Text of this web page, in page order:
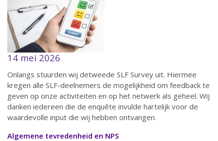
14 mei 2026
Onlangs stuurden wij detweede SLF Survey uit. Hiermee
kregen alle SLF-deelnemers de mogelijkheid om feedback te
geven op onze activiteiten en op het netwerk als geheel. Wij
danken iedereen die de enquête invulde hartelijk voor de
waardevolle input die wij hebben ontvangen.
Algemene tevredenheid en NPS